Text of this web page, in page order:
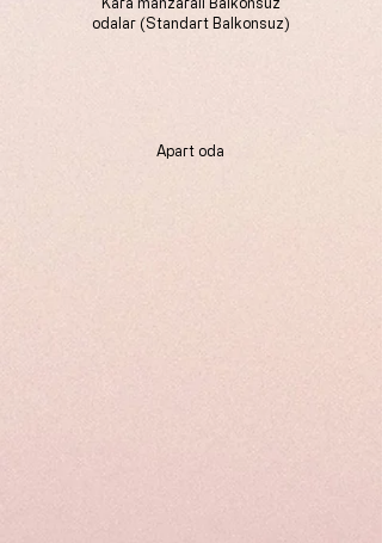
odalar (Standart Balkonsuz)
Apart oda